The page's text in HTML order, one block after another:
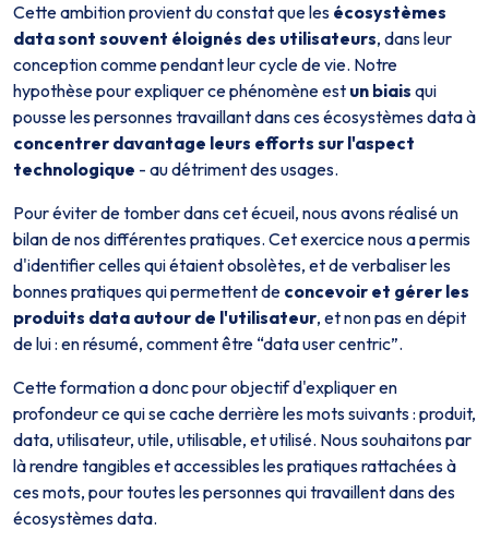
Cette ambition provient du constat que les écosystèmes
data sont souvent éloignés des utilisateurs, dans leur
conception comme pendant leur cycle de vie. Notre
hypothèse pour expliquer ce phénomène est un biais qui
pousse les personnes travaillant dans ces écosystèmes data à
concentrer davantage leurs efforts sur l'aspect
technologique - au détriment des usages.
Pour éviter de tomber dans cet écueil, nous avons réalisé un
bilan de nos différentes pratiques. Cet exercice nous a permis
d'identifier celles qui étaient obsolètes, et de verbaliser les
bonnes pratiques qui permettent de concevoir et gérer les
produits data autour de l'utilisateur, et non pas en dépit
de lui : en résumé, comment être “data user centric”.
Cette formation a donc pour objectif d'expliquer en
profondeur ce qui se cache derrière les mots suivants : produit,
data, utilisateur, utile, utilisable, et utilisé. Nous souhaitons par
là rendre tangibles et accessibles les pratiques rattachées à
ces mots, pour toutes les personnes qui travaillent dans des
écosystèmes data.